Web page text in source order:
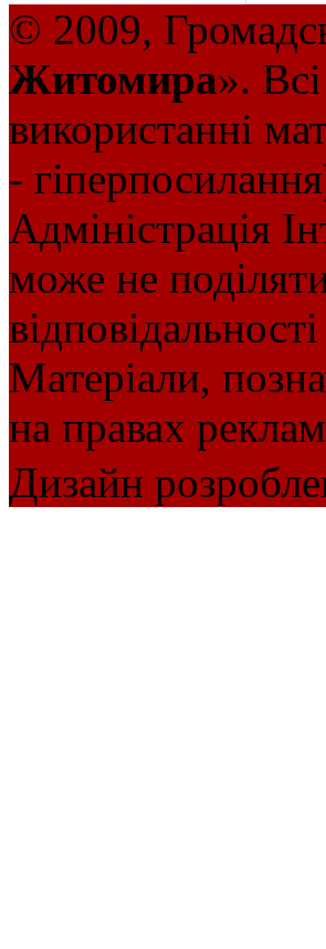
© 2009,
Житомира».
використанні
-
Адміністрація
може не
Матеріали,
на правах
Дизайн